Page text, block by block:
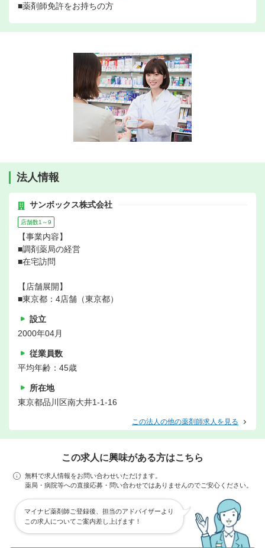
■薬剤師免許をお持ちの方
法人情報
サンボックス株式会社
店舗数1～9
【事業内容】
■調剤薬局の経営
■在宅訪問
【店舗展開】
■東京都：4店舗（東京都）
設立
2000年04月
従業員数
平均年齢：45歳
所在地
東京都品川区南大井1-1-16
この法人の他の薬剤師求人を見る
この求人に興味がある方はこちら
無料で求人情報をお問い合わせいただけます。
薬局・病院等への直接応募・問い合わせではありませんのでご安心ください。
マイナビ薬剤師ご登録後、担当のアドバイザーより
この求人についてご案内差し上げます！